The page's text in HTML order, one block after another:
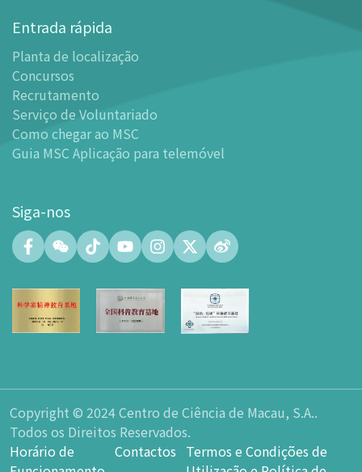
- Planta de localização
- Guia MSC Aplicação para telemóvel
Instalações
-
Mundo das Crianças
- Centro de Exibições
- Planetário
leitura
- Laboratório de Fabricação Digital (FABLAB)
- Laboratório de Redes (NetLab)
- Átrio
Zona de Aprendizagem Inteligente
Ciência e Inovação Tecnológica
- Espaço do átrio do Planetário
- Loja de Lembranças
- Parque de Estacionamento
Entrada rápida
Planta de localização
Concursos
Recrutamento
Serviço de Voluntariado
Como chegar ao MSC
Guia MSC Aplicação para telemóvel
Siga-nos
Copyright © 2024 Centro de Ciência de Macau, S.A..
Todos os Direitos Reservados.
Horário de
Contactos Termos e Condições de